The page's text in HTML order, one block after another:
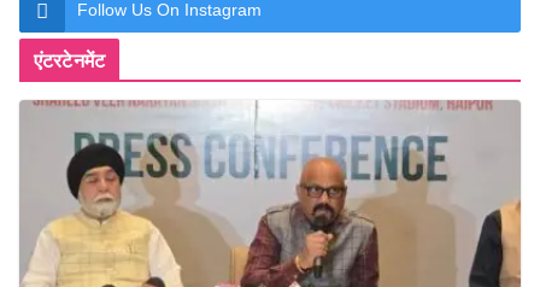
Follow Us On Instagram
एंटरटेनमेंट